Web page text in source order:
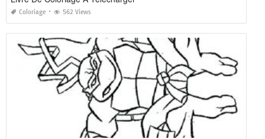
Coloriage 562 Views